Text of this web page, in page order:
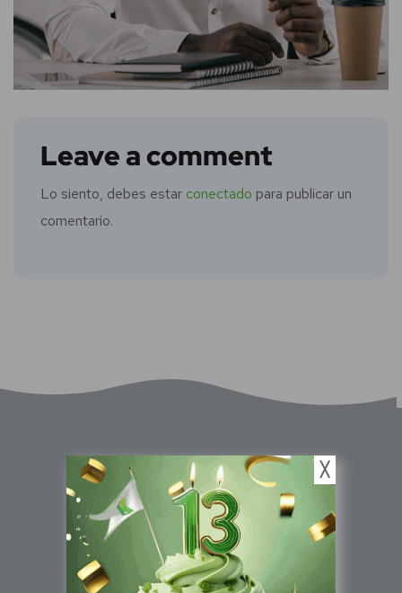
Leave a comment
Lo siento, debes estar conectado para publicar un
comentario.
╳